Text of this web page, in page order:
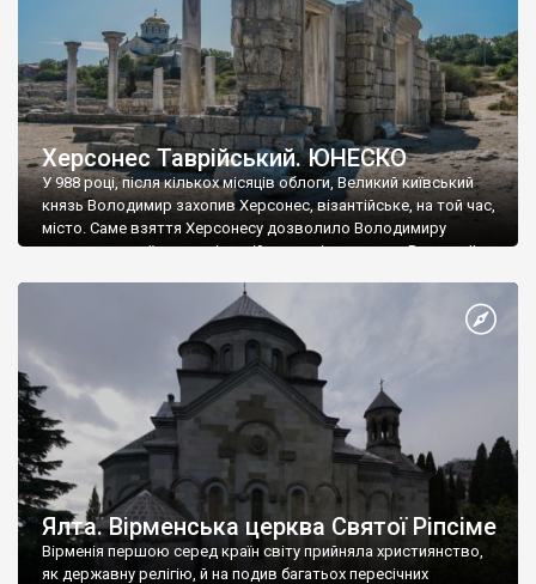
Херсонес Таврійський. ЮНЕСКО
У 988 році, після кількох місяців облоги, Великий київський
князь Володимир захопив Херсонес, візантійське, на той час,
місто. Саме взяття Херсонесу дозволило Володимиру
диктувати свої умови візантійському імператору Василю ІІ, та
Херсонесі Володимир-язичник, став Василем-християнином.
А потім було Хрещення Русі. На честь Херсонесу Таврійського
Ялта. Вірменська церква Святої Ріпсіме
Вірменія першою серед країн світу прийняла християнство,
як державну релігію, й на подив багатьох пересічних